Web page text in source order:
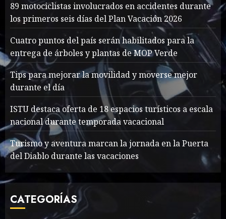
1
89 motociclistas
involucrados en
accidentes durante los
primeros seis días del Plan
Vacación 2026
AGOSTO 7, 2026 43
2
Searching for the
forgotten heroes of World
War Two
MAYO 14, 2024 861
Sex Talk? Its About Weight
89 motociclistas involucrados en accidentes durante
los primeros seis días del Plan Vacación 2026
Cuatro puntos del país serán habilitados para la
entrega de árboles y plantas de MOP Verde
Tips para mejorar la movilidad y moverse mejor
durante el día
ISTU destaca oferta de 18 espacios turísticos a escala
nacional durante temporada vacacional
Turismo y aventura marcan la jornada en la Puerta
del Diablo durante las vacaciones
CATEGORÍAS